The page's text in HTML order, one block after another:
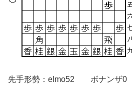
先手形勢：elmo52 ボナンザ0